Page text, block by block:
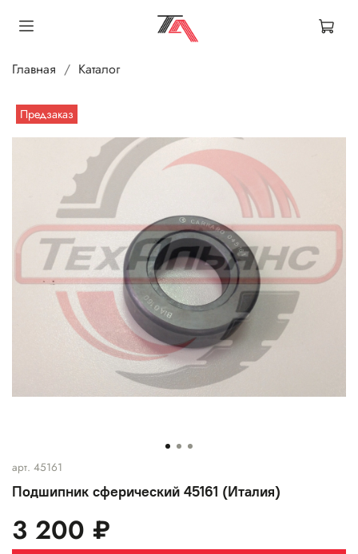
Главная Каталог
Предзаказ
арт. 45161
Подшипник сферический 45161 (Италия)
3 200 ₽